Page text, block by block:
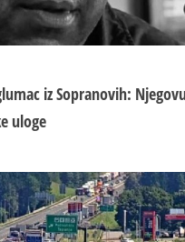
iz Sopranovih:
uloge